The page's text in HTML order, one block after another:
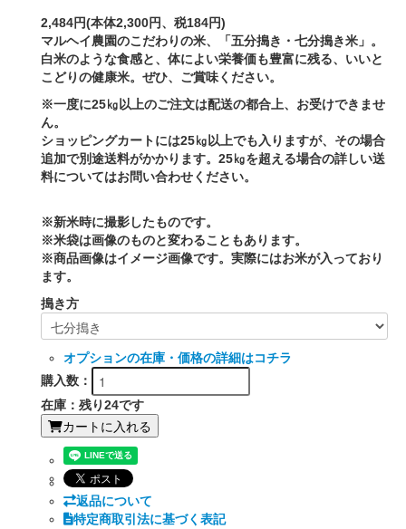
2,484円(本体2,300円、税184円)
マルヘイ農園のこだわりの米、「五分搗き・七分搗き米」。
白米のような食感と、体によい栄養価も豊富に残る、いいと
こどりの健康米。ぜひ、ご賞味ください。
※一度に25㎏以上のご注文は配送の都合上、お受けできませ
ん。
ショッピングカートには25㎏以上でも入りますが、その場合
追加で別途送料がかかります。25㎏を超える場合の詳しい送
料についてはお問い合わせください。
※新米時に撮影したものです。
※米袋は画像のものと変わることもあります。
※商品画像はイメージ画像です。実際にはお米が入っており
ます。
搗き方
オプションの在庫・価格の詳細はコチラ
購入数：
在庫：残り24です
カートに入れる
返品について
特定商取引法に基づく表記